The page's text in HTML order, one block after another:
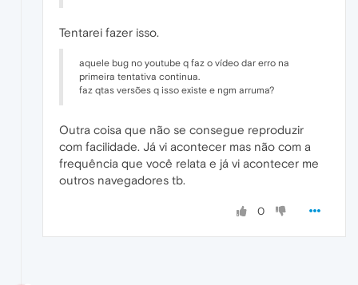
Tentarei fazer isso.
aquele bug no youtube q faz o vídeo dar erro na
primeira tentativa continua.
faz qtas versões q isso existe e ngm arruma?
Outra coisa que não se consegue reproduzir
com facilidade. Já vi acontecer mas não com a
frequência que você relata e já vi acontecer me
outros navegadores tb.
0